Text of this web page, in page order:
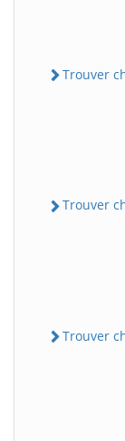
Trouver
Trouver
Trouver